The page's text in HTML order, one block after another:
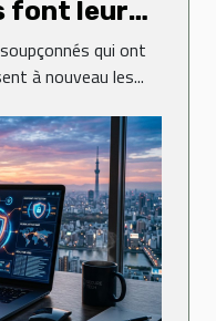
font leur
qui ont
à nouveau les...